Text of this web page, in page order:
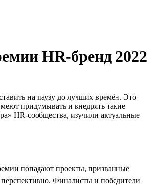
HR-бренд 2022
на паузу до лучших времён. Это
придумывать и внедрять такие
HR-сообщества, изучили актуальные
попадают проекты, призванные
Финалисты и победители